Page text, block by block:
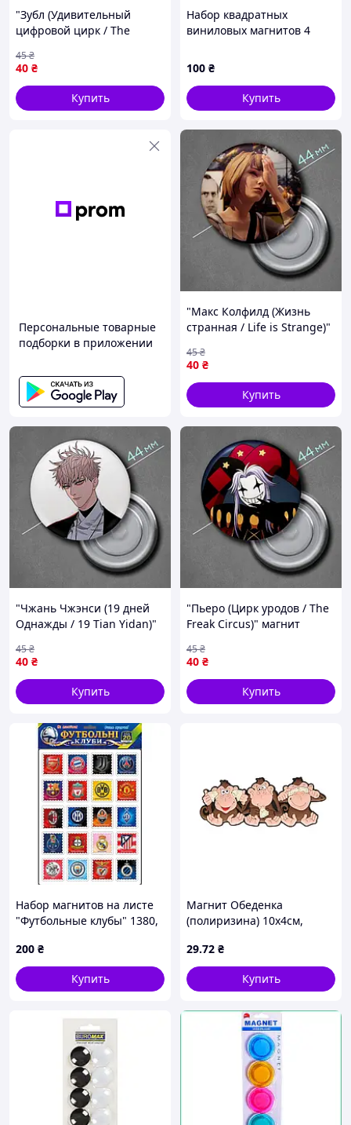
"Зубл (Удивительный
цифровой цирк / The
магнит круглый Ø44 мм
40 ₴
45₴
Купить
Набор квадратных
виниловых магнитов 4
100 ₴
Купить
Персональные товарные
подборки в приложении
"Макс Колфилд (Жизнь
странная / Life is Strange)"
40 ₴
45₴
Купить
"Чжань Чжэнси (19 дней
Однажды / 19 Tian Yidan)"
40 ₴
45₴
Купить
"Пьеро (Цирк уродов / The
Freak Circus)" магнит
40 ₴
45₴
Купить
Набор магнитов на листе
"Футбольные клубы" 1380,
200 ₴
Купить
Магнит Обеденка
(полиризина) 10х4см,
29.72 ₴
Купить